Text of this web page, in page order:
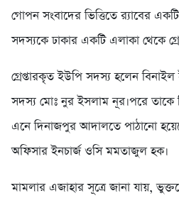
গোপন সংবাদের ভিত্তিতে র‍্যাবের
সদস্যকে ঢাকার একটি এলাকা থেকে
গ্রেপ্তারকৃত ইউপি সদস্য হলেন
সদস্য মোঃ নুর ইসলাম নূর।পরে তাকে
এনে দিনাজপুর আদালতে পাঠানো
অফিসার ইনচার্জ ওসি মমতাজুল হক।
মামলার এজাহার সূত্রে জানা যায়,